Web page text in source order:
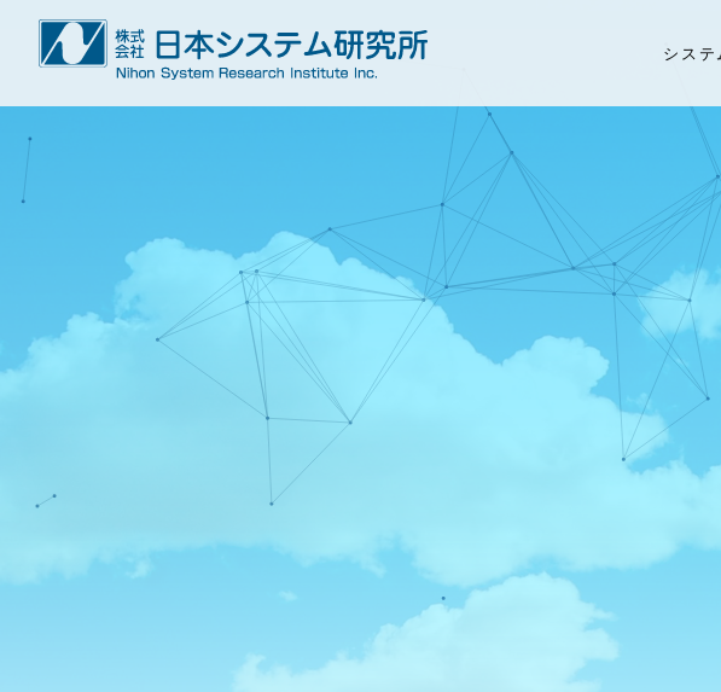
システ